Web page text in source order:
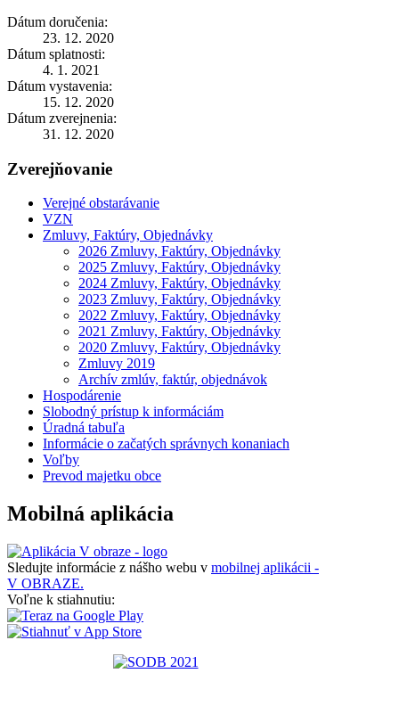
Dátum doručenia:
23. 12. 2020
Dátum splatnosti:
4. 1. 2021
Dátum vystavenia:
15. 12. 2020
Dátum zverejnenia:
31. 12. 2020
Zverejňovanie
Verejné obstarávanie
VZN
Zmluvy, Faktúry, Objednávky
2026 Zmluvy, Faktúry, Objednávky
2025 Zmluvy, Faktúry, Objednávky
2024 Zmluvy, Faktúry, Objednávky
2023 Zmluvy, Faktúry, Objednávky
2022 Zmluvy, Faktúry, Objednávky
2021 Zmluvy, Faktúry, Objednávky
2020 Zmluvy, Faktúry, Objednávky
Zmluvy 2019
Archív zmlúv, faktúr, objednávok
Hospodárenie
Slobodný prístup k informáciám
Úradná tabuľa
Informácie o začatých správnych konaniach
Voľby
Prevod majetku obce
Mobilná aplikácia
Sledujte informácie z nášho webu v mobilnej aplikácii -
V OBRAZE.
Voľne k stiahnutiu: